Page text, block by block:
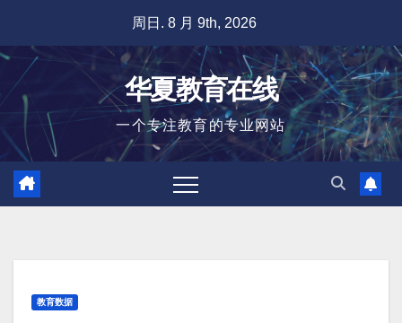
容
周日. 8 月 9th, 2026
华夏教育在线
一个专注教育的专业网站
教育数据